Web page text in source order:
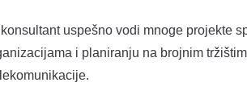
uspešno vodi mnoge projekte
i planiranju na brojnim